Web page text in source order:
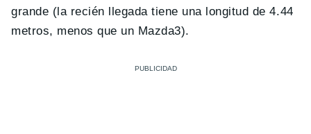
grande (la recién llegada tiene una longitud de 4.44
metros, menos que un Mazda3).